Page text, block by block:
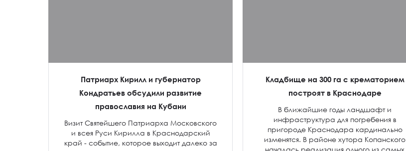
Патриарх Кирилл и губернатор
Кондратьев обсудили развитие
православия на Кубани
Визит Святейшего Патриарха Московского
и всея Руси Кирилла в Краснодарский
край - событие, которое выходит далеко за
Кладбище на 300 га с крематорием
построят в Краснодаре
В ближайшие годы ландшафт и
инфраструктура для погребения в
пригороде Краснодара кардинально
изменятся. В районе хутора Копанского
началась реализация одного из самых